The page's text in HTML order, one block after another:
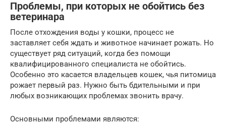
Проблемы, при которых не обойтись без
ветеринара
После отхождения воды у кошки, процесс не
заставляет себя ждать и животное начинает рожать. Но
существует ряд ситуаций, когда без помощи
квалифицированного специалиста не обойтись.
Особенно это касается владельцев кошек, чья питомица
рожает первый раз. Нужно быть бдительными и при
любых возникающих проблемах звонить врачу.
Основными проблемами являются: